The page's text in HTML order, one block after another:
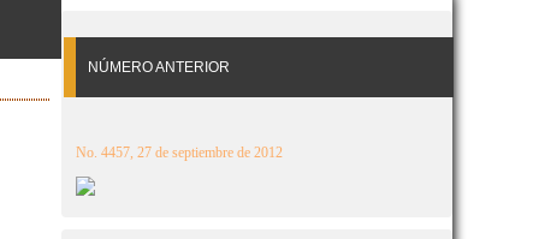
NÚMERO ANTERIOR
No. 4457, 27 de septiembre de 2012